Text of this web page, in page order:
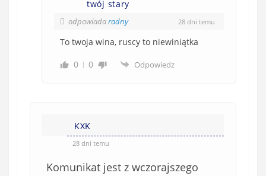
twój stary
odpowiadaradny 28 dni temu
To twoja wina, ruscy to niewiniątka
0
0 Odpowiedz
KXK
28 dni temu
Komunikat jest z wczorajszego